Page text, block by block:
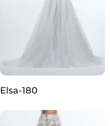
Elsa-180